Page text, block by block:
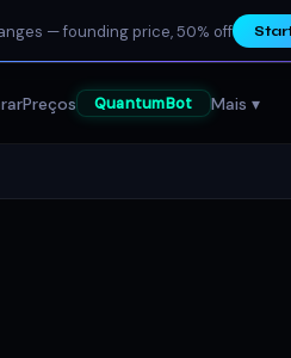
— founding price, 50% off
Preços QuantumBot Mais ▾